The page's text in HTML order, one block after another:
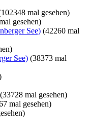
mal gesehen)
gesehen)
See) (42260 mal
See) (38373 mal
(33728 mal gesehen)
mal gesehen)